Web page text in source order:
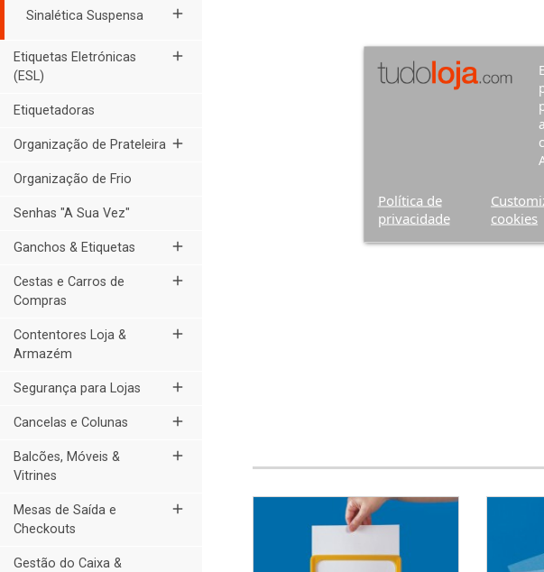
Sinalética Suspensa add
Etiquetas Eletrónicas
(ESL)
add
Etiquetadoras
Organização de Prateleira add
Organização de Frio
Senhas "A Sua Vez"
Ganchos & Etiquetas add
Cestas e Carros de
Compras
add
Contentores Loja &
Armazém
add
Segurança para Lojas add
Cancelas e Colunas add
Balcões, Móveis &
Vitrines
add
Mesas de Saída e
Checkouts
add
Gestão do Caixa &
Política de
privacidade
cookies